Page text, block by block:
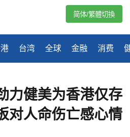
台湾 全球 金融 消费
简体/繁體切換
力健美为香港仅存
对人命伤亡感心情